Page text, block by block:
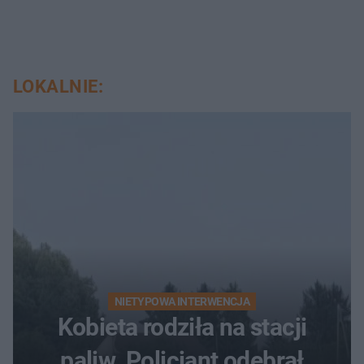
LOKALNIE:
NIETYPOWA INTERWENCJA
Kobieta rodziła na stacji